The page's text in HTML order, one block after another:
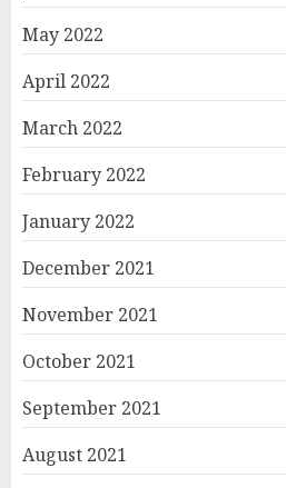
May 2022
April 2022
March 2022
February 2022
January 2022
December 2021
November 2021
October 2021
September 2021
August 2021